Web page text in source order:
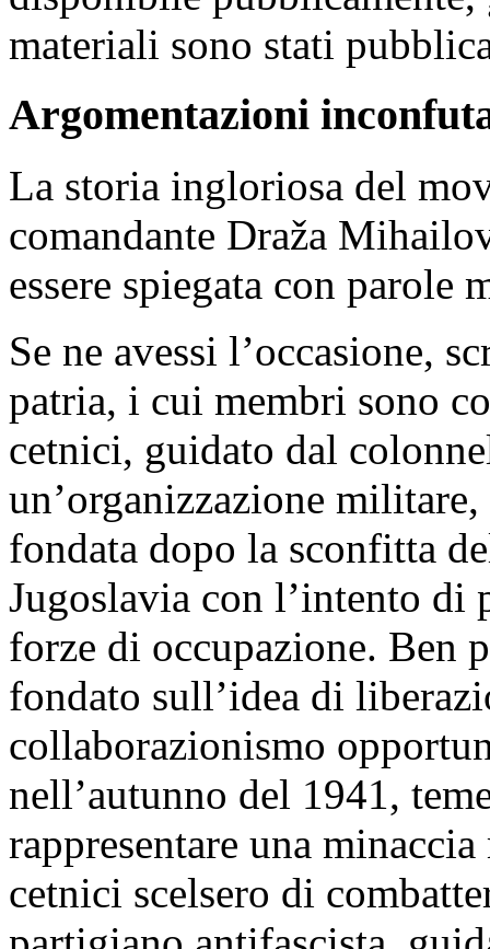
materiali sono stati
Argomentazioni
La storia ingloriosa del
comandante Draža
essere spiegata con parole
Se ne avessi l’occasione,
patria, i cui membri sono
cetnici, guidato dal
un’organizzazione
fondata dopo la sconfitta
Jugoslavia con l’intento di
forze di occupazione. Ben
fondato sull’idea di
collaborazionismo
nell’autunno del 1941,
rappresentare una
cetnici scelsero di